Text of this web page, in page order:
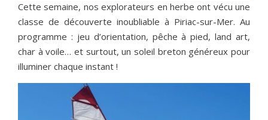
Cette semaine, nos explorateurs en herbe ont vécu une
classe de découverte inoubliable à Piriac-sur-Mer. Au
programme : jeu d’orientation, pêche à pied, land art,
char à voile… et surtout, un soleil breton généreux pour
illuminer chaque instant !